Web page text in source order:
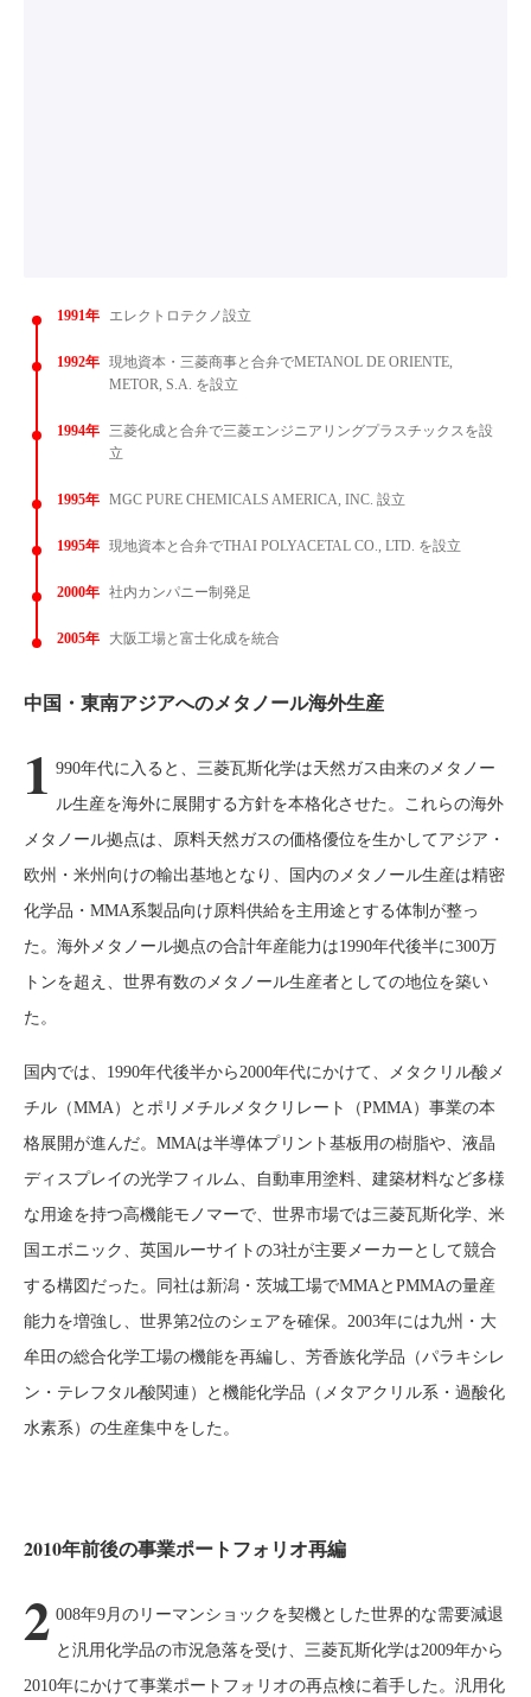
1991年 エレクトロテクノ設立
1992年 現地資本・三菱商事と合弁でMETANOL DE ORIENTE,
METOR, S.A. を設立
1994年
三菱化成と合弁で三菱エンジニアリングプラスチックスを設
立
1995年 MGC PURE CHEMICALS AMERICA, INC. 設立
1995年 現地資本と合弁でTHAI POLYACETAL CO., LTD. を設立
2000年 社内カンパニー制発足
2005年 大阪工場と富士化成を統合
中国・東南アジアへのメタノール海外生産
1 990年代に入ると、三菱瓦斯化学は天然ガス由来のメタノー
ル生産を海外に展開する方針を本格化させた。これらの海外
メタノール拠点は、原料天然ガスの価格優位を生かしてアジア・
欧州・米州向けの輸出基地となり、国内のメタノール生産は精密
化学品・MMA系製品向け原料供給を主用途とする体制が整っ
た。海外メタノール拠点の合計年産能力は1990年代後半に300万
トンを超え、世界有数のメタノール生産者としての地位を築い
た。
国内では、1990年代後半から2000年代にかけて、メタクリル酸メ
チル（MMA）とポリメチルメタクリレート（PMMA）事業の本
格展開が進んだ。MMAは半導体プリント基板用の樹脂や、液晶
ディスプレイの光学フィルム、自動車用塗料、建築材料など多様
な用途を持つ高機能モノマーで、世界市場では三菱瓦斯化学、米
国エボニック、英国ルーサイトの3社が主要メーカーとして競合
する構図だった。同社は新潟・茨城工場でMMAとPMMAの量産
能力を増強し、世界第2位のシェアを確保。2003年には九州・大
牟田の総合化学工場の機能を再編し、芳香族化学品（パラキシレ
ン・テレフタル酸関連）と機能化学品（メタアクリル系・過酸化
水素系）の生産集中をした。
2010年前後の事業ポートフォリオ再編
2 008年9月のリーマンショックを契機とした世界的な需要減退
と汎用化学品の市況急落を受け、三菱瓦斯化学は2009年から
2010年にかけて事業ポートフォリオの再点検に着手した。汎用化